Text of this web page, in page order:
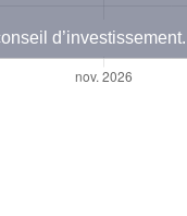
d’investissement.